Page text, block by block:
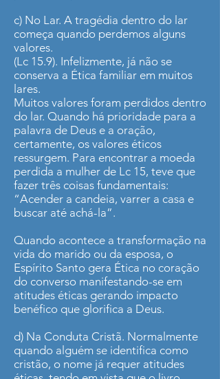
c) No Lar. A tragédia dentro do lar
começa quando perdemos alguns
valores.
(Lc 15.9). Infelizmente, já não se
conserva a Ética familiar em muitos
lares.
Muitos valores foram perdidos dentro
do lar. Quando há prioridade para a
palavra de Deus e a oração,
certamente, os valores éticos
ressurgem. Para encontrar a moeda
perdida a mulher de Lc 15, teve que
fazer três coisas fundamentais:
“Acender a candeia, varrer a casa e
buscar até achá-la”.
Quando acontece a transformação na
vida do marido ou da esposa, o
Espírito Santo gera Ética no coração
do converso manifestando-se em
atitudes éticas gerando impacto
benéfico que glorifica a Deus.
d) Na Conduta Cristã. Normalmente
quando alguém se identifica como
cristão, o nome já requer atitudes